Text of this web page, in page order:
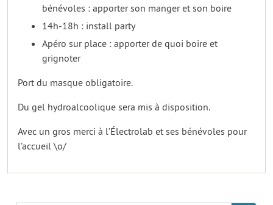
bénévoles : apporter son manger et son boire
14h-18h : install party
Apéro sur place : apporter de quoi boire et
grignoter
Port du masque obligatoire.
Du gel hydroalcoolique sera mis à disposition.
Avec un gros merci à l’Électrolab et ses bénévoles pour
l’accueil \o/